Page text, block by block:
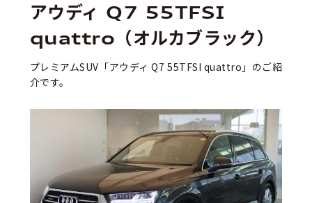
アウディ Q7 55TFSI
quattro（オルカブラック）
プレミアムSUV「アウディ Q7 55TFSI quattro」のご紹
介です。